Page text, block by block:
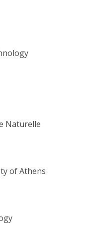
Naturelle
of Athens